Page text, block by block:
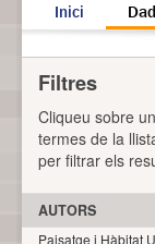
Inici
Filtres
Cliqueu sobre
termes de la
per filtrar els
AUTORS
Paisatge i Hàbitat